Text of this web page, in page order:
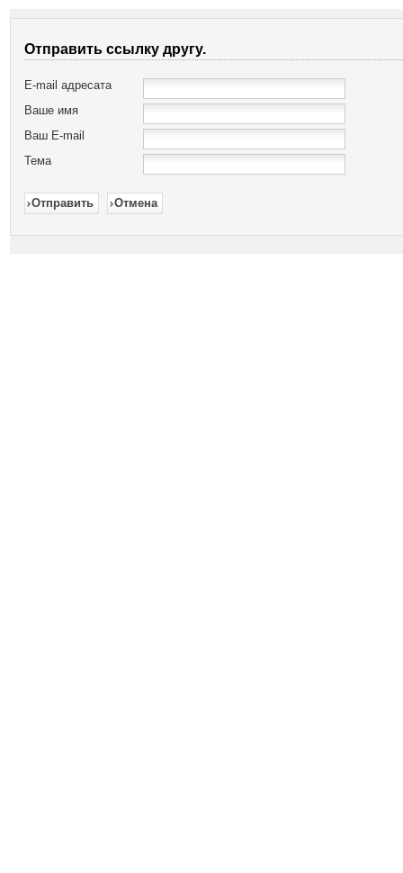
Отправить ссылку другу.
E-mail адресата
Ваше имя
Ваш E-mail
Тема
Отправить Отмена